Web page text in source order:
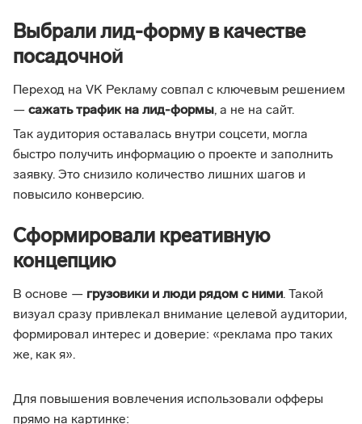
Выбрали лид-форму в качестве
посадочной
Переход на VK Рекламу совпал с ключевым решением
— сажать трафик на лид-формы, а не на сайт.
Так аудитория оставалась внутри соцсети, могла
быстро получить информацию о проекте и заполнить
заявку. Это снизило количество лишних шагов и
повысило конверсию.
Сформировали креативную
концепцию
В основе — грузовики и люди рядом с ними. Такой
визуал сразу привлекал внимание целевой аудитории,
формировал интерес и доверие: «реклама про таких
же, как я».
Для повышения вовлечения использовали офферы
прямо на картинке: